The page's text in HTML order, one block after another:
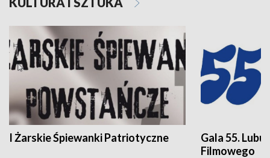
I Żarskie Śpiewanki Patriotyczne
Gala 55.
Filmowego